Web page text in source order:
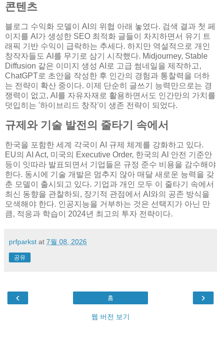
콘텐츠
블로그 수익화 모델이 AI의 위협 아래 놓였다. 검색 결과 첫 페
이지를 AI가 생성한 SEO 최적화 글들이 차지하면서 유기 트
래픽 기반 수익이 급락하는 추세다. 하지만 역설적으로 개인
창작자들도 AI를 무기로 삼기 시작했다. Midjourney, Stable
Diffusion 같은 이미지 생성 AI로 고급 썸네일을 제작하고,
ChatGPT로 초안을 작성한 후 인간의 경험과 통찰력을 더하
는 전략이 확산 중이다. 이제 단순히 글쓰기 능력만으로는 경
쟁력이 없고, AI를 자유자재로 활용하면서도 인간만의 가치를
덧입히는 '하이브리드 창작'이 생존 전략이 되었다.
규제와 기술 발전의 줄타기 속에서
한국을 포함한 세계 각국이 AI 규제 체계를 강화하고 있다.
EU의 AI Act, 미국의 Executive Order, 한국의 AI 안전 기준안
등이 잇따라 발표되면서 기업들은 규정 준수 비용을 감수해야
한다. 동시에 기술 개발은 멈추지 않아 매달 새로운 능력을 갖
춘 모델이 출시되고 있다. 기업과 개인 모두 이 줄타기 속에서
최신 동향을 관찰하되, 장기적 관점에서 AI와의 공존 방식을
모색해야 한다. 인공지능을 거부하는 것은 선택지가 아닌 만
큼, 적응과 학습이 2024년 최고의 투자 전략이다.
prfparkst at 7월 08, 2026
공유
‹ ›
홈
웹 버전 보기